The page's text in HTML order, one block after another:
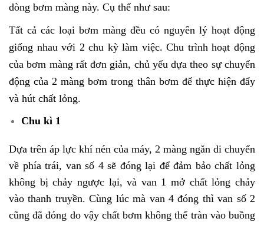
dòng bơm màng này. Cụ thể như sau:
Tất cả các loại bơm màng đều có nguyên lý hoạt động
giống nhau với 2 chu kỳ làm việc. Chu trình hoạt động
của bơm màng rất đơn giản, chủ yếu dựa theo sự chuyển
động của 2 màng bơm trong thân bơm để thực hiện đẩy
và hút chất lỏng.
Chu kì 1
Dựa trên áp lực khí nén của máy, 2 màng ngăn di chuyển
về phía trái, van số 4 sẽ đóng lại để đảm bảo chất lỏng
không bị chảy ngược lại, và van 1 mở chất lỏng chảy
vào thanh truyền. Cùng lúc mà van 4 đóng thì van số 2
cũng đã đóng do vậy chất bơm không thể tràn vào buồng